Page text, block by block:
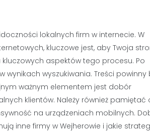
lokalnych firm w internecie. W
kluczowe jest, aby Twoja
aspektów tego procesu. Po
wyszukiwania. Treści powinny
ważnym elementem jest dobór
klientów. Należy również pamiętać
na urządzeniach mobilnych.
inne firmy w Wejherowie i jakie